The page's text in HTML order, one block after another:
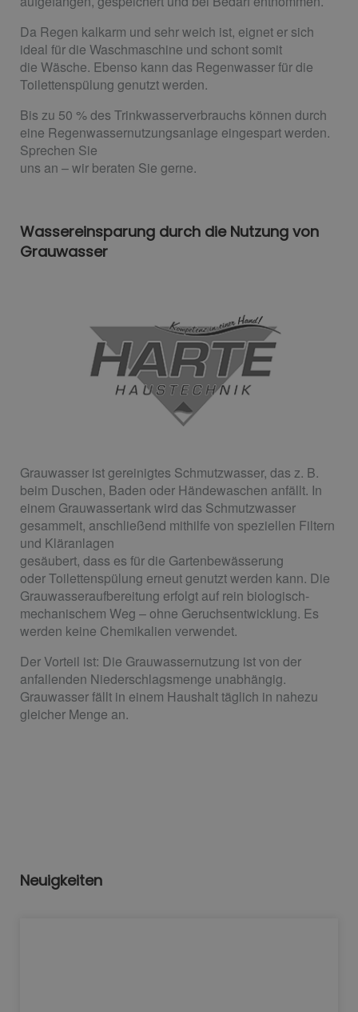
Da Regen kalkarm und sehr weich ist, eignet er sich
ideal für die Waschmaschine und schont somit
die Wäsche. Ebenso kann das Regenwasser für die
Toilettenspülung genutzt werden.
Bis zu 50 % des Trinkwasserverbrauchs können durch
eine Regenwassernutzungsanlage eingespart werden.
Sprechen Sie
uns an – wir beraten Sie gerne.
Wassereinsparung durch die Nutzung von
Grauwasser
Grauwasser ist gereinigtes Schmutzwasser, das z. B.
beim Duschen, Baden oder Händewaschen anfällt. In
einem Grauwassertank wird das Schmutzwasser
gesammelt, anschließend mithilfe von speziellen Filtern
und Kläranlagen
gesäubert, dass es für die Gartenbewässerung
oder Toilettenspülung erneut genutzt werden kann. Die
Grauwasseraufbereitung erfolgt auf rein biologisch-
mechanischem Weg – ohne Geruchsentwicklung. Es
werden keine Chemikalien verwendet.
Der Vorteil ist: Die Grauwassernutzung ist von der
anfallenden Niederschlagsmenge unabhängig.
Grauwasser fällt in einem Haushalt täglich in nahezu
gleicher Menge an.
Neuigkeiten